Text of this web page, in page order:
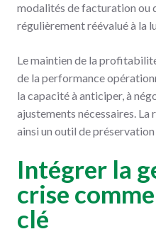
modalités de facturation ou
régulièrement réévalué à la
Le maintien de la
de la performance
la capacité à anticiper, à
ajustements nécessaires.
ainsi un outil de préservation
Intégrer la
crise
clé